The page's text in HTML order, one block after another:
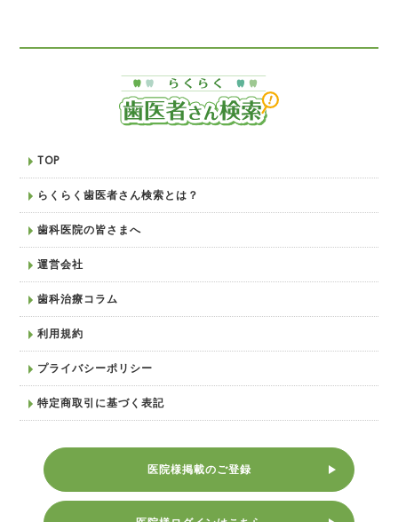
TOP
らくらく歯医者さん検索とは？
歯科医院の皆さまへ
運営会社
歯科治療コラム
利用規約
プライバシーポリシー
特定商取引に基づく表記
医院様掲載のご登録